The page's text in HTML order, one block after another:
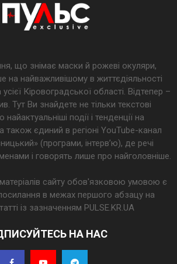
що знімає маски й рожеві окуляри,
на найважливішому в життєдіяльності
Кіровоградської області. Відтепер –
Тут Ви знайдете не тільки текстові
найактуальніші події і тенденції на
також єдиний в регіоні YouTube-канал
(програми, інтерв’ю), де речі
і говорять лише про найголовніше.
сайту обов'язковою умовою є
в межах першого абзацу на
із зазначенням PULSE.KR.UA
НА НАС